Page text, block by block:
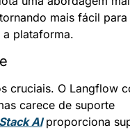
mais fácil para
plataforma.
cruciais. O Langflow
carece de suporte
Stack AI proporciona